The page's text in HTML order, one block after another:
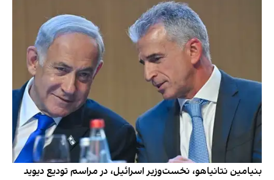
بنیامین نتانیاهو، نخست‌وزیر اسرائیل، در مراسم تودیع دیوید